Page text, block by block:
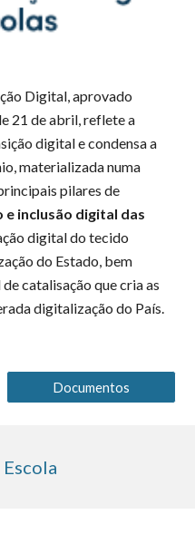
Digital, aprovado
21 de abril, reflete a
digital e condensa a
materializada numa
pilares de
e inclusão digital das
digital do tecido
do Estado, bem
catalisação que cria as
digitalização do País.
Documentos